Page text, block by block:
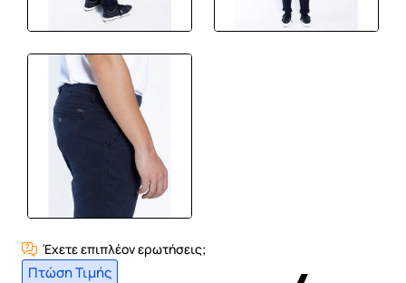
Έχετε επιπλέον ερωτήσεις;
Πτώση Τιμής